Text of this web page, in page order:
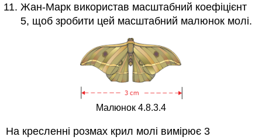
Жан-Марк використав масштабний коефіцієнт
5, щоб зробити цей масштабний малюнок молі.
Малюнок 4.8.3.4
На кресленні розмах крил молі вимірює 3